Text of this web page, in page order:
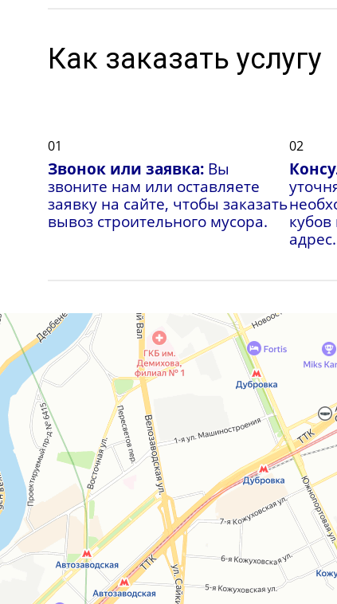
Как заказать услугу
01
Звонок или заявка:Вы
звоните нам или оставляете
заявку на сайте, чтобы заказать
вывоз строительного мусора.
02
кубов
адрес.